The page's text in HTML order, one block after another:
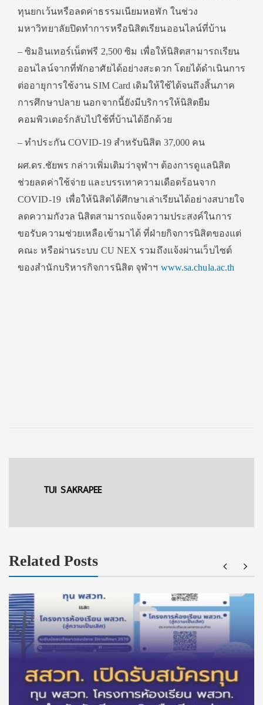
ทุนยกเว้นหรือลดค่าธรรมเนียมหอพัก ในช่วง
มหาวิทยาลัยปิดทำการหรือนิสิตเรียนออนไลน์ที่บ้าน
– ซิมอินเทอร์เน็ตฟรี 2,500 ซิม เพื่อให้นิสิตสามารถเรียน
ออนไลน์จากที่พักอาศัยได้อย่างสะดวก โดยได้ดำเนินการ
ต่ออายุการใช้งาน SIM Card เดิมให้ใช้ได้จนถึงสิ้นภาค
การศึกษาปลาย นอกจากนี้ยังมีบริการให้นิสิตยืม
คอมพิวเตอร์กลับไปใช้ที่บ้านได้อีกด้วย
– ทำประกัน COVID-19 สำหรับนิสิต 37,000 คน
ผศ.ดร.ชัยพร กล่าวเพิ่มเติมว่าจุฬาฯ ต้องการดูแลนิสิต
ช่วยลดค่าใช้จ่าย และบรรเทาความเดือดร้อนจาก
COVID-19 เพื่อให้นิสิตได้ศึกษาเล่าเรียนได้อย่างสบายใจ
ลดความกังวล นิสิตสามารถแจ้งความประสงค์ในการ
ขอรับความช่วยเหลือเข้ามาได้ ที่ฝ่ายกิจการนิสิตของแต่
คณะ หรือผ่านระบบ CU NEX รวมถึงแจ้งผ่านเว็บไซต์
ของสำนักบริหารกิจการนิสิต จุฬาฯ www.sa.chula.ac.th
TUI SAKRAPEE
Related Posts